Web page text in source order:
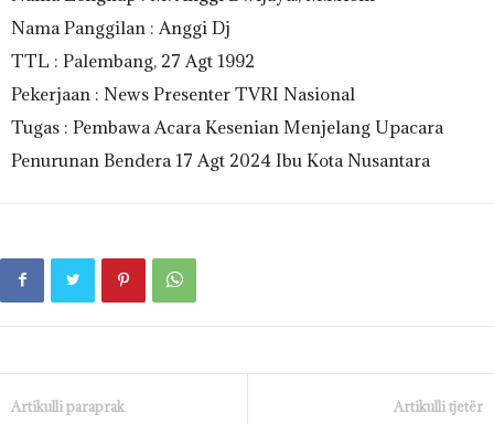
Nama Panggilan : Anggi Dj
TTL : Palembang, 27 Agt 1992
Pekerjaan : News Presenter TVRI Nasional
Tugas : Pembawa Acara Kesenian Menjelang Upacara
Penurunan Bendera 17 Agt 2024 Ibu Kota Nusantara
Artikulli paraprak Artikulli tjetër